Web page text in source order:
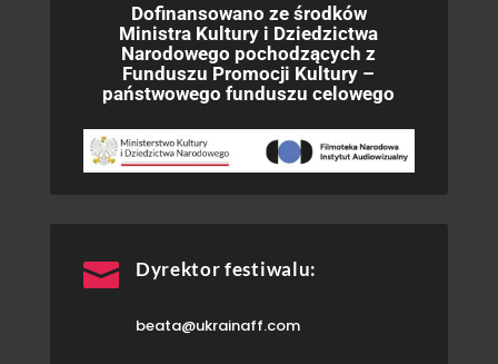
Dofinansowano ze środków
Ministra Kultury i Dziedzictwa
Narodowego pochodzących z
Funduszu Promocji Kultury –
państwowego funduszu celowego
 Dyrektor festiwalu:
beata@ukrainaff.com